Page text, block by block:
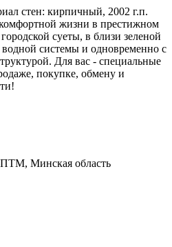
стен: кирпичный, 2002 г.п.
жизни в престижном
суеты, в близи зеленой
системы и одновременно с
Для вас - специальные
покупке, обмену и
Минская область